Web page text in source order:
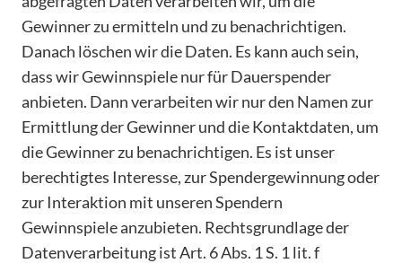
Gewinner zu ermitteln und zu benachrichtigen.
Danach löschen wir die Daten. Es kann auch sein,
dass wir Gewinnspiele nur für Dauerspender
anbieten. Dann verarbeiten wir nur den Namen zur
Ermittlung der Gewinner und die Kontaktdaten, um
die Gewinner zu benachrichtigen. Es ist unser
berechtigtes Interesse, zur Spendergewinnung oder
zur Interaktion mit unseren Spendern
Gewinnspiele anzubieten. Rechtsgrundlage der
Datenverarbeitung ist Art. 6 Abs. 1 S. 1 lit. f